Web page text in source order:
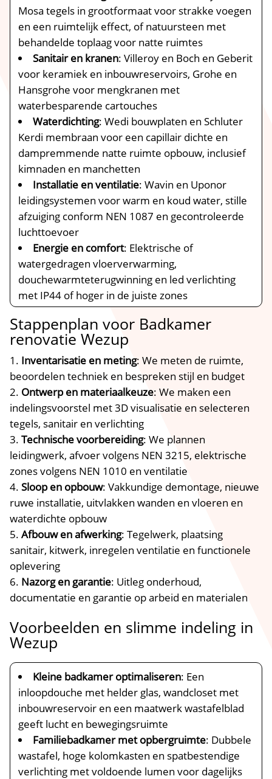
Mosa tegels in grootformaat voor strakke voegen
en een ruimtelijk effect, of natuursteen met
behandelde toplaag voor natte ruimtes
Sanitair en kranen: Villeroy en Boch en Geberit
voor keramiek en inbouwreservoirs, Grohe en
Hansgrohe voor mengkranen met
waterbesparende cartouches
Waterdichting: Wedi bouwplaten en Schluter
Kerdi membraan voor een capillair dichte en
dampremmende natte ruimte opbouw, inclusief
kimnaden en manchetten
Installatie en ventilatie: Wavin en Uponor
leidingsystemen voor warm en koud water, stille
afzuiging conform NEN 1087 en gecontroleerde
luchttoevoer
Energie en comfort: Elektrische of
watergedragen vloerverwarming,
douchewarmteterugwinning en led verlichting
met IP44 of hoger in de juiste zones
Stappenplan voor Badkamer
renovatie Wezup
Inventarisatie en meting: We meten de ruimte,
beoordelen techniek en bespreken stijl en budget
Ontwerp en materiaalkeuze: We maken een
indelingsvoorstel met 3D visualisatie en selecteren
tegels, sanitair en verlichting
Technische voorbereiding: We plannen
leidingwerk, afvoer volgens NEN 3215, elektrische
zones volgens NEN 1010 en ventilatie
Sloop en opbouw: Vakkundige demontage, nieuwe
ruwe installatie, uitvlakken wanden en vloeren en
waterdichte opbouw
Afbouw en afwerking: Tegelwerk, plaatsing
sanitair, kitwerk, inregelen ventilatie en functionele
oplevering
Nazorg en garantie: Uitleg onderhoud,
documentatie en garantie op arbeid en materialen
Voorbeelden en slimme indeling in
Wezup
Kleine badkamer optimaliseren: Een
inloopdouche met helder glas, wandcloset met
inbouwreservoir en een maatwerk wastafelblad
geeft lucht en bewegingsruimte
Familiebadkamer met opbergruimte: Dubbele
wastafel, hoge kolomkasten en spatbestendige
verlichting met voldoende lumen voor dagelijks